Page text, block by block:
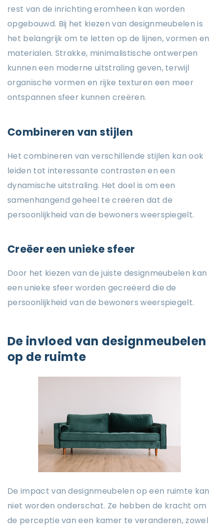
rest van de inrichting eromheen kan worden
opgebouwd. Bij het kiezen van designmeubelen is
het belangrijk om te letten op de lijnen, vormen en
materialen. Strakke, minimalistische ontwerpen
kunnen een moderne uitstraling geven, terwijl
organische vormen en rijke texturen een meer
ontspannen sfeer kunnen creëren.
Combineren van stijlen
Het combineren van verschillende stijlen kan ook
leiden tot interessante contrasten en een
dynamische uitstraling. Het doel is om een
samenhangend geheel te creëren dat de
persoonlijkheid van de bewoners weerspiegelt.
Creëer een unieke sfeer
Door het kiezen van de juiste designmeubelen kan
een unieke sfeer worden gecreëerd die de
persoonlijkheid van de bewoners weerspiegelt.
De invloed van designmeubelen
op de ruimte
De impact van designmeubelen op een ruimte kan
niet worden onderschat. Ze hebben de kracht om
de perceptie van een kamer te veranderen, zowel